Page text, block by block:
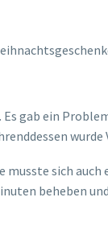
gab ein
sich
beheben